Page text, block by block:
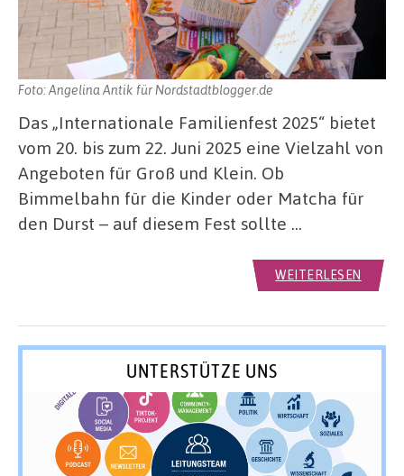
Foto: Angelina Antik für Nordstadtblogger.de
Das „Internationale Familienfest 2025“ bietet
vom 20. bis zum 22. Juni 2025 eine Vielzahl von
Angeboten für Groß und Klein. Ob
Bimmelbahn für die Kinder oder Matcha für
den Durst – auf diesem Fest sollte …
WEITERLESEN
UNTERSTÜTZE UNS